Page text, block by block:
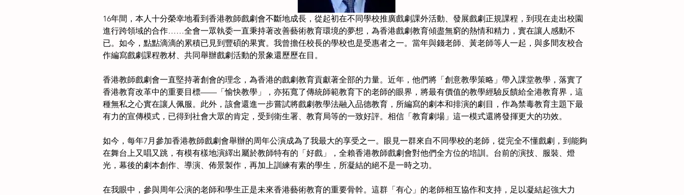
16年間，本人十分榮幸地看到香港教師戲劇會不斷地成長，從起初在不同學校推廣戲劇課外活動、發展戲劇正規課程，到現在走出校園
進行跨領域的合作……全會一眾執委一直秉持著改善藝術教育環境的夢想，為香港戲劇教育傾盡無窮的熱情和精力，實在讓人感動不
已。如今，點點滴滴的累積已見到豐碩的果實。我曾擔任校長的學校也是受惠者之一。當年與錢老師、黃老師等人一起，與多間友校合
作編寫戲劇課程教材、共同舉辦戲劇活動的景象還歷歷在目。
香港教師戲劇會一直堅持著創會的理念，為香港的戲劇教育貢獻著全部的力量。近年，他們將「創意教學策略」帶入課堂教學，落實了
香港教育改革中的重要目標——「愉快教學」，亦拓寬了傳統師範教育下的老師的眼界，將最有價值的教學經驗反饋給全港教育界，這
種無私之心實在讓人佩服。此外，該會還進一步嘗試將戲劇教學法融入品德教育，所編寫的劇本和排演的劇目，作為禁毒教育主題下最
有力的宣傳模式，已得到社會大眾的肯定，受到衛生署、教育局等的一致好評。相信「教育劇場」這一模式還將發揮更大的功效。
如今，每年7月參加香港教師戲劇會舉辦的周年公演成為了我最大的享受之一。眼見一群來自不同學校的老師，從完全不懂戲劇，到能夠
在舞台上又唱又跳，有模有樣地演繹出屬於教師特有的「好戲」，全賴香港教師戲劇會對他們全方位的培訓。台前的演技、服裝、燈
光，幕後的劇本創作、導演、佈景製作，再加上訓練有素的學生，所凝結的絕不是一時之功。
在我眼中，參與周年公演的老師和學生正是未來香港藝術教育的重要骨幹。這群「有心」的老師相互協作和支持，足以凝結起強大力